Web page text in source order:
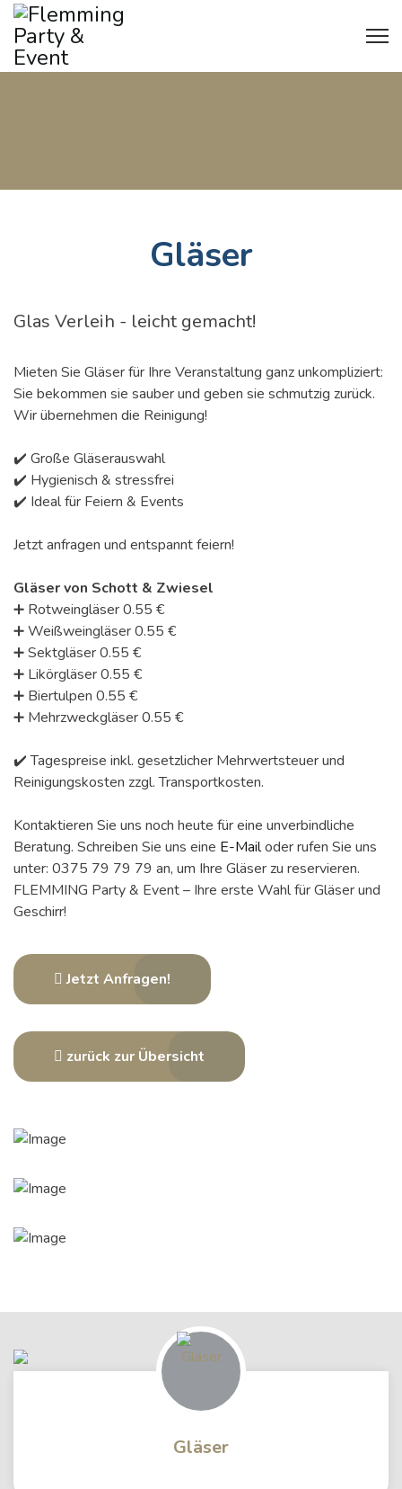
Gläser
Glas Verleih - leicht gemacht!
Mieten Sie Gläser für Ihre Veranstaltung ganz unkompliziert:
Sie bekommen sie sauber und geben sie schmutzig zurück.
Wir übernehmen die Reinigung!
✔️ Große Gläserauswahl
✔️ Hygienisch & stressfrei
✔️ Ideal für Feiern & Events
Jetzt anfragen und entspannt feiern!
Gläser von Schott & Zwiesel
➕ Rotweingläser 0.55 €
➕ Weißweingläser 0.55 €
➕ Sektgläser 0.55 €
➕ Likörgläser 0.55 €
➕ Biertulpen 0.55 €
➕ Mehrzweckgläser 0.55 €
✔️ Tagespreise inkl. gesetzlicher Mehrwertsteuer und
Reinigungskosten zzgl. Transportkosten.
Kontaktieren Sie uns noch heute für eine unverbindliche
Beratung. Schreiben Sie uns eine E-Mailoder rufen Sie uns
unter: 0375 79 79 79 an, um Ihre Gläser zu reservieren.
FLEMMING Party & Event – Ihre erste Wahl für Gläser und
Geschirr!
Jetzt Anfragen!
zurück zur Übersicht
Gläser